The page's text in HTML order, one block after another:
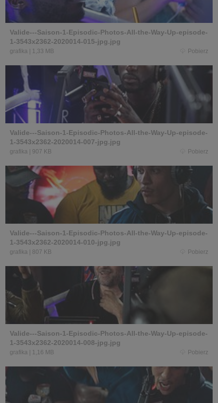
Valide---Saison-1-Episodic-Photos-All-the-Way-Up-episode-
1-3543x2362-2020014-015-jpg.jpg
grafika 1,33 MB Pobierz
Valide---Saison-1-Episodic-Photos-All-the-Way-Up-episode-
1-3543x2362-2020014-007-jpg.jpg
grafika 907 KB Pobierz
Valide---Saison-1-Episodic-Photos-All-the-Way-Up-episode-
1-3543x2362-2020014-010-jpg.jpg
grafika 807 KB Pobierz
Valide---Saison-1-Episodic-Photos-All-the-Way-Up-episode-
1-3543x2362-2020014-008-jpg.jpg
grafika 1,16 MB Pobierz